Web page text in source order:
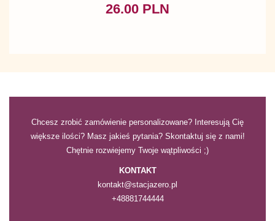
26.00 PLN
Chcesz zrobić zamówienie personalizowane? Interesują Cię
większe ilości? Masz jakieś pytania? Skontaktuj się z nami!
Chętnie rozwiejemy Twoje wątpliwości ;)
KONTAKT
kontakt@stacjazero.pl
+48881744444